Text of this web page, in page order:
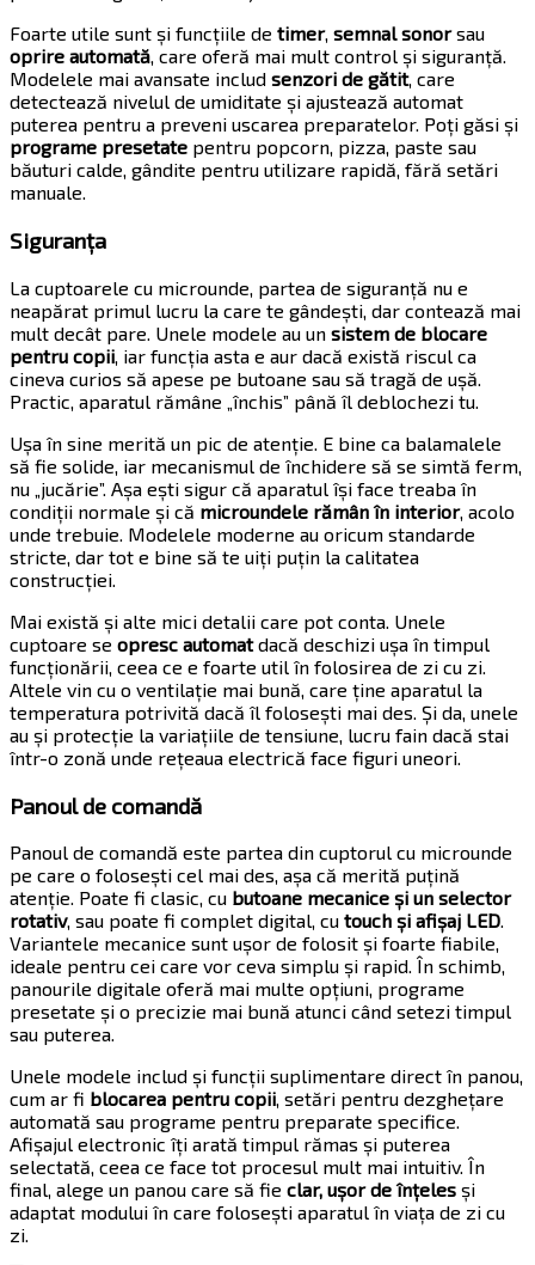
Foarte utile sunt și funcțiile de timer, semnal sonorsau
oprire automată, care oferă mai mult control și siguranță.
Modelele mai avansate includ senzori de gătit, care
detectează nivelul de umiditate și ajustează automat
puterea pentru a preveni uscarea preparatelor. Poți găsi și
programe presetate pentru popcorn, pizza, paste sau
băuturi calde, gândite pentru utilizare rapidă, fără setări
manuale.
Siguranța
La cuptoarele cu microunde, partea de siguranță nu e
neapărat primul lucru la care te gândești, dar contează mai
mult decât pare. Unele modele au un sistem de blocare
pentru copii, iar funcția asta e aur dacă există riscul ca
cineva curios să apese pe butoane sau să tragă de ușă.
Practic, aparatul rămâne „închis” până îl deblochezi tu.
Ușa în sine merită un pic de atenție. E bine ca balamalele
să fie solide, iar mecanismul de închidere să se simtă ferm,
nu „jucărie”. Așa ești sigur că aparatul își face treaba în
condiții normale și că microundele rămân în interior, acolo
unde trebuie. Modelele moderne au oricum standarde
stricte, dar tot e bine să te uiți puțin la calitatea
construcției.
Mai există și alte mici detalii care pot conta. Unele
cuptoare se opresc automatdacă deschizi ușa în timpul
funcționării, ceea ce e foarte util în folosirea de zi cu zi.
Altele vin cu o ventilație mai bună, care ține aparatul la
temperatura potrivită dacă îl folosești mai des. Și da, unele
au și protecție la variațiile de tensiune, lucru fain dacă stai
într-o zonă unde rețeaua electrică face figuri uneori.
Panoul de comandă
Panoul de comandă este partea din cuptorul cu microunde
pe care o folosești cel mai des, așa că merită puțină
atenție. Poate fi clasic, cu butoane mecanice și un selector
rotativ, sau poate fi complet digital, cu touch și afișaj LED.
Variantele mecanice sunt ușor de folosit și foarte fiabile,
ideale pentru cei care vor ceva simplu și rapid. În schimb,
panourile digitale oferă mai multe opțiuni, programe
presetate și o precizie mai bună atunci când setezi timpul
sau puterea.
Unele modele includ și funcții suplimentare direct în panou,
cum ar fi blocarea pentru copii, setări pentru dezghețare
automată sau programe pentru preparate specifice.
Afișajul electronic îți arată timpul rămas și puterea
selectată, ceea ce face tot procesul mult mai intuitiv. În
final, alege un panou care să fie clar, ușor de înțeles și
adaptat modului în care folosești aparatul în viața de zi cu
zi.